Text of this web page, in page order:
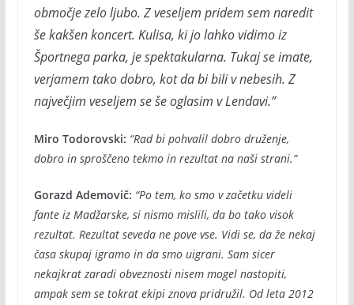
območje zelo ljubo. Z veseljem pridem sem naredit
še kakšen koncert. Kulisa, ki jo lahko vidimo iz
Športnega parka, je spektakularna. Tukaj se imate,
verjamem tako dobro, kot da bi bili v nebesih. Z
največjim veseljem se še oglasim v Lendavi.”
Miro Todorovski: “Rad bi pohvalil dobro druženje,
dobro in sproščeno tekmo in rezultat na naši strani.”
Gorazd Ademovič: “Po tem, ko smo v začetku videli
fante iz Madžarske, si nismo mislili, da bo tako visok
rezultat. Rezultat seveda ne pove vse. Vidi se, da že nekaj
časa skupaj igramo in da smo uigrani. Sam sicer
nekajkrat zaradi obveznosti nisem mogel nastopiti,
ampak sem se tokrat ekipi znova pridružil. Od leta 2012